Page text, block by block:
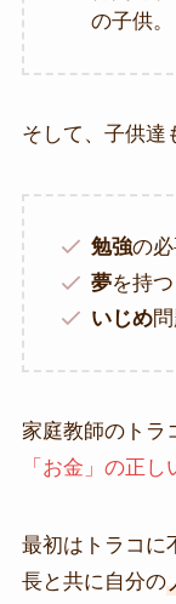
の子供。
そして、子供達
勉強の必
夢を持
いじめ
家庭教師のトラ
「お金」の正し
最初はトラコに
長と共に自分の